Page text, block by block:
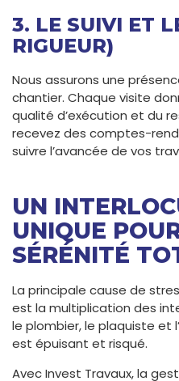
3. LE SUIVI ET
RIGUEUR)
Nous assurons une
chantier. Chaque visite
qualité d’exécution et du
recevez des comptes-
suivre l’avancée de vos
UN
UNIQUE
SÉRÉNITÉ
La principale cause de
est la multiplication des
le plombier, le plaquiste et
est épuisant et risqué.
Avec Invest Travaux, la